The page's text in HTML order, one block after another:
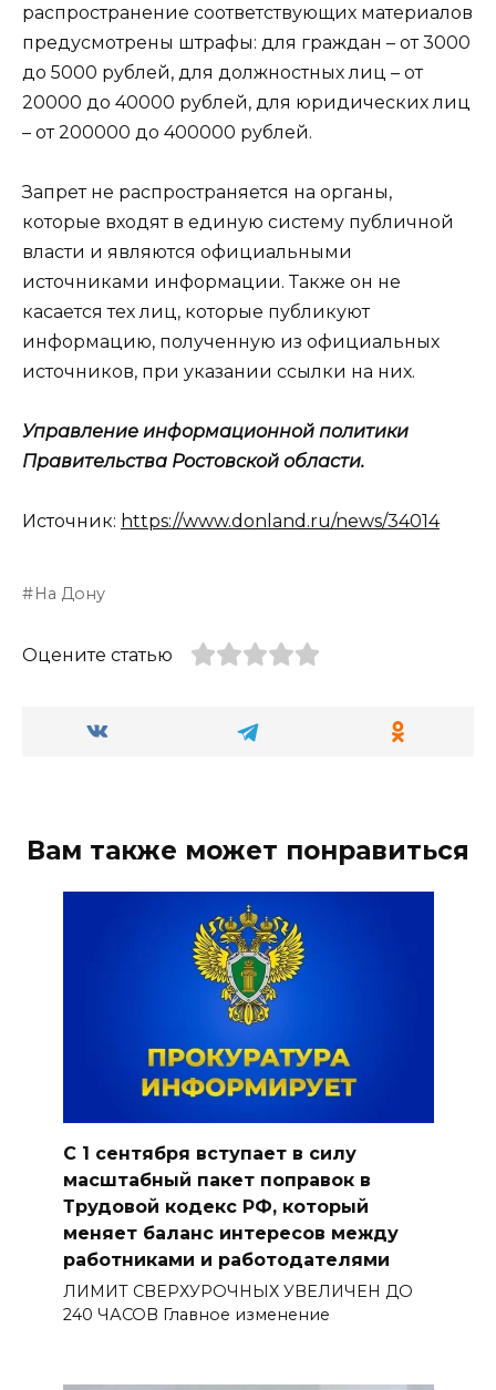
распространение соответствующих материалов
предусмотрены штрафы: для граждан – от 3000
до 5000 рублей, для должностных лиц – от
20000 до 40000 рублей, для юридических лиц
– от 200000 до 400000 рублей.
Запрет не распространяется на органы,
которые входят в единую систему публичной
власти и являются официальными
источниками информации. Также он не
касается тех лиц, которые публикуют
информацию, полученную из официальных
источников, при указании ссылки на них.
Управление информационной политики
Правительства Ростовской области.
Источник: https://www.donland.ru/news/34014
На Дону
Оцените статью
Вам также может понравиться
С 1 сентября вступает в силу
масштабный пакет поправок в
Трудовой кодекс РФ, который
меняет баланс интересов между
работниками и работодателями
ЛИМИТ СВЕРХУРОЧНЫХ УВЕЛИЧЕН ДО
240 ЧАСОВ Главное изменение